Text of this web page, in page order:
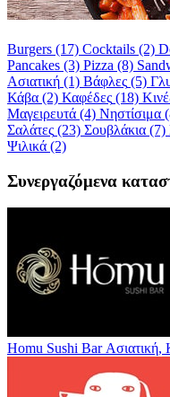
Burgers (17) Cocktails (2)
Pancakes (3) Pizza (8)
Ασιατική (1) Βάφλες (5)
Κάβα (2) Καφέδες (18)
Μαγειρευτά (4) Νηστίσιμα
Σαλάτες (23) Σουβλάκια (7)
Ψιλικά (2)
Συνεργαζόμενα
Homu Sushi Bar Ασιατική,